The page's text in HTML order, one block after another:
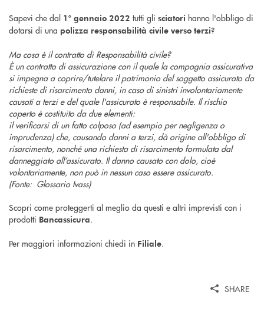
Sapevi che dal 1° gennaio 2022 tutti gli sciatori hanno l'obbligo di
dotarsi di una polizza responsabilità civile verso terzi?
Ma cosa è il contratto di Responsabilità civile?
È un contratto di assicurazione con il quale la compagnia assicurativa
si impegna a coprire/tutelare il patrimonio del soggetto assicurato da
richieste di risarcimento danni, in caso di sinistri involontariamente
causati a terzi e del quale l'assicurato è responsabile. Il rischio
coperto è costituito da due elementi:
il verificarsi di un fatto colposo (ad esempio per negligenza o
imprudenza) che, causando danni a terzi, dà origine all'obbligo di
risarcimento, nonché una richiesta di risarcimento formulata dal
danneggiato all’assicurato. Il danno causato con dolo, cioè
volontariamente, non può in nessun caso essere assicurato.
(Fonte: Glossario Ivass)
Scopri come proteggerti al meglio da questi e altri imprevisti con i
prodotti Bancassicura.
Per maggiori informazioni chiedi in Filiale.
SHARE